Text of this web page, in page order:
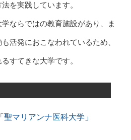
を実践しています。
ならではの教育施設があり、ま
活発におこなわれているため、
すてきな大学です。
マリアンナ医科大学」